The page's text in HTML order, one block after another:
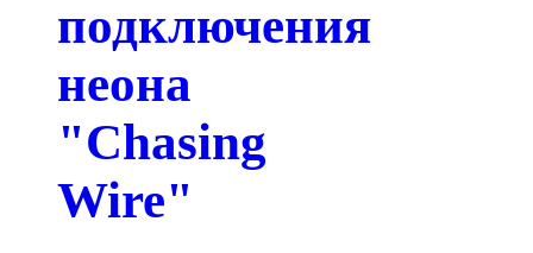
подключения
неона
"Chasing
Wire"